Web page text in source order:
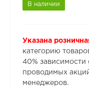
В наличии
Указана
категорию
40% зависимости
проводимых
менеджеров.